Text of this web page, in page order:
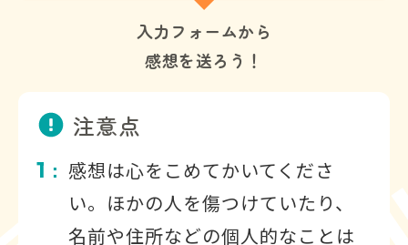
入力フォームから
感想を送ろう！
注意点
1 ： 感想は心をこめてかいてくださ
い。ほかの人を傷つけていたり、
名前や住所などの個人的なことは